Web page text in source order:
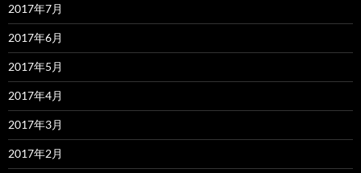
2017年7月
2017年6月
2017年5月
2017年4月
2017年3月
2017年2月